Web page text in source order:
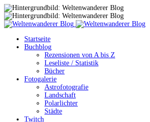
Startseite
Buchblog
Rezensionen von A bis Z
Leseliste / Statistik
Bücher
Fotogalerie
Astrofotografie
Landschaft
Polarlichter
Städte
Twitch